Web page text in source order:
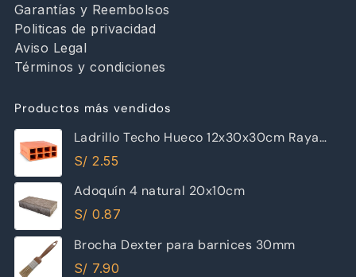
Garantías y Reembolsos
Politicas de privacidad
Aviso Legal
Términos y condiciones
Productos más vendidos
Ladrillo Techo Hueco 12x30x30cm Raya
Piramide
S/ 2.55
Adoquín 4 natural 20x10cm
S/ 0.87
Brocha Dexter para barnices 30mm
S/ 7.90